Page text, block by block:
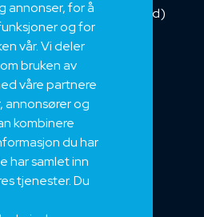
annonser, for å
og for
vår. Vi deler
bruken av
våre partnere
annonsører og
kombinere
du har
har samlet inn
tjenester. Du
Kombikabel (Hybrid)
DNV sertifisert
Tilbehør